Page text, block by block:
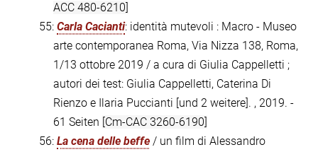
ACC 480-6210]
55: Carla Cacianti: identità mutevoli : Macro - Museo
arte contemporanea Roma, Via Nizza 138, Roma,
1/13 ottobre 2019 / a cura di Giulia Cappelletti ;
autori dei test: Giulia Cappelletti, Caterina Di
Rienzo e Ilaria Puccianti [und 2 weitere]. , 2019. -
61 Seiten [Cm-CAC 3260-6190]
56: La cena delle beffe / un film di Alessandro